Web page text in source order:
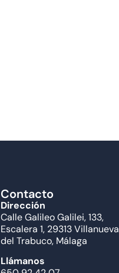
Contacto
Dirección
Calle Galileo Galilei, 133,
Escalera 1, 29313 Villanueva
del Trabuco, Málaga
Llámanos